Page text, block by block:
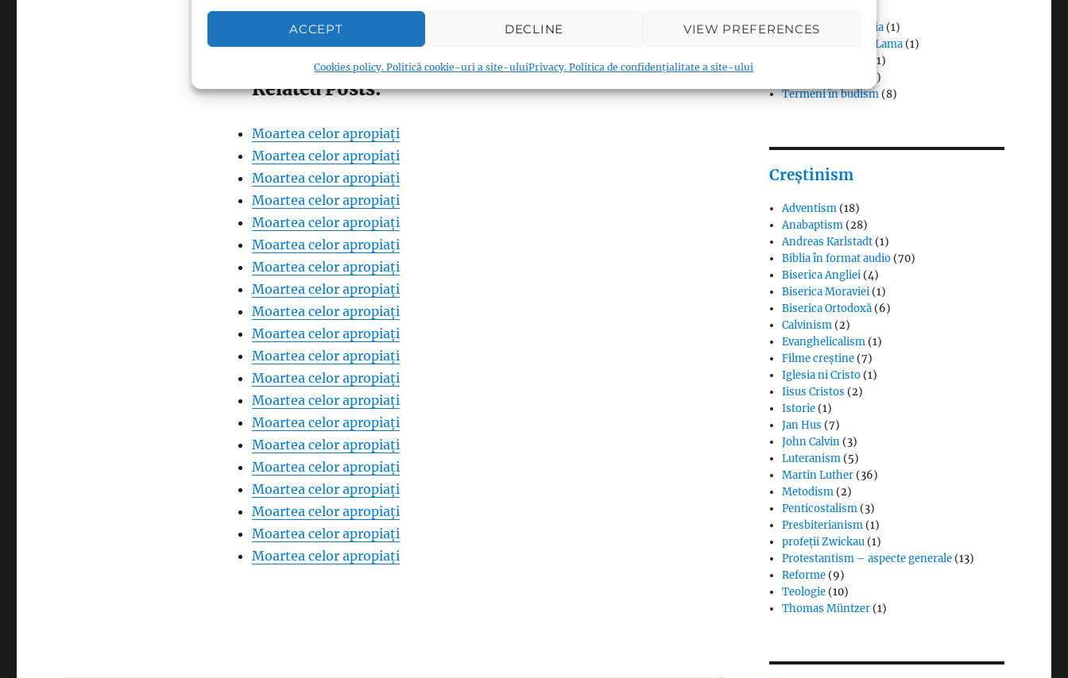
ACCEPT DECLINE VIEW PREFERENCES
Cookies policy. Politică cookie-uri a site-uluiPrivacy. Politica de confidențialitate a site-ului
Email
Shares
Related Posts:
Moartea celor apropiați
Moartea celor apropiați
Moartea celor apropiați
Moartea celor apropiați
Moartea celor apropiați
Moartea celor apropiați
Moartea celor apropiați
Moartea celor apropiați
Moartea celor apropiați
Moartea celor apropiați
Moartea celor apropiați
Moartea celor apropiați
Moartea celor apropiați
Moartea celor apropiați
Moartea celor apropiați
Moartea celor apropiați
Moartea celor apropiați
Moartea celor apropiați
Moartea celor apropiați
Moartea celor apropiați
Budismul în Japonia (1)
Interviuri cu Dalai Lama (1)
(1)
(1)
Termeni în budism(8)
Creștinism
Adventism (18)
Anabaptism (28)
Andreas Karlstadt (1)
Biblia în format audio (70)
Biserica Angliei (4)
Biserica Moraviei (1)
Biserica Ortodoxă (6)
Calvinism (2)
Evanghelicalism (1)
Filme creștine (7)
Iglesia ni Cristo (1)
Iisus Cristos (2)
Istorie (1)
Jan Hus (7)
John Calvin (3)
Luteranism (5)
Martin Luther (36)
Metodism (2)
Penticostalism (3)
Presbiterianism (1)
profeții Zwickau (1)
Protestantism – aspecte generale (13)
Reforme (9)
Teologie (10)
Thomas Müntzer (1)